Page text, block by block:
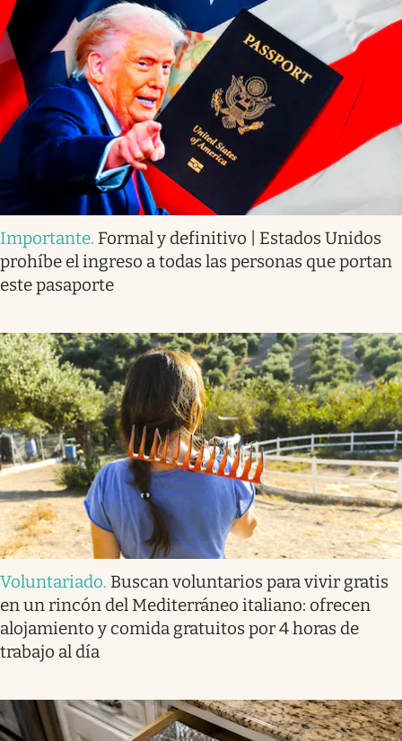
Importante. Formal y definitivo | Estados Unidos
prohíbe el ingreso a todas las personas que portan
este pasaporte
Voluntariado. Buscan voluntarios para vivir gratis
en un rincón del Mediterráneo italiano: ofrecen
alojamiento y comida gratuitos por 4 horas de
trabajo al día